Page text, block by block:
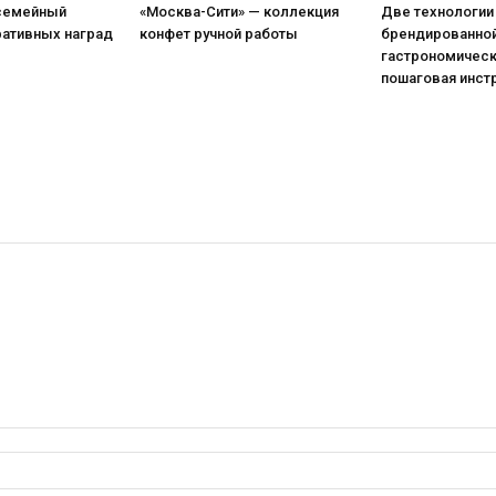
наград
«Москва-Сити» — коллекция
конфет ручной работы
Две технологии
пошаговая